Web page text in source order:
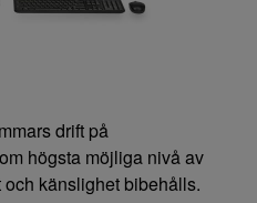
drift på
högsta möjliga nivå av
känslighet bibehålls.